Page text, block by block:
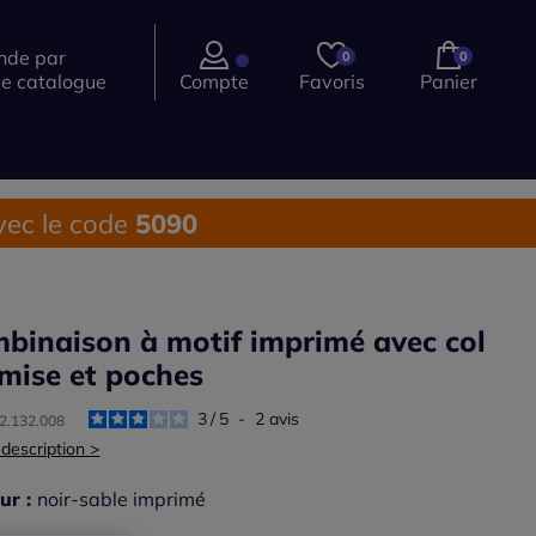
par
catalogue
Compte
0
Favoris
0
Panier
le code 5090
à motif imprimé avec col
et poches
3/ 5 - 2avis
>
: noir-sable imprimé